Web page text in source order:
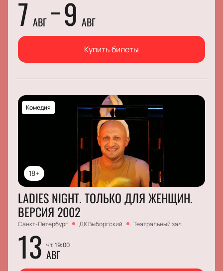
Дерябин, Александр Сергеев, Мария Буланова,
Владислав Карклин
7 АВГ 9 АВГ
Купить билеты
18+
Комедия
LADIES NIGHT. ТОЛЬКО ДЛЯ ЖЕНЩИН.
ВЕРСИЯ 2002
Санкт-Петербург ДК Выборгский Театральный зал
13 чт, 19:00
АВГ